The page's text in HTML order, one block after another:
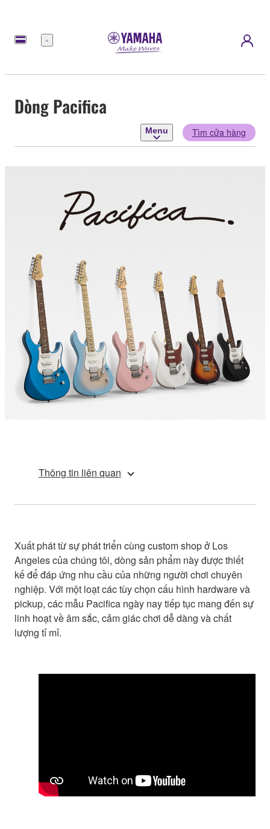
Menu
Dòng Pacifica
Menu Tìm cửa hàng
Thông tin liên quan
Xuất phát từ sự phát triển cùng custom shop ở Los
Angeles của chúng tôi, dòng sản phẩm này được thiết
kế để đáp ứng nhu cầu của những người chơi chuyên
nghiệp. Với một loạt các tùy chọn cấu hình hardware và
pickup, các mẫu Pacifica ngày nay tiếp tục mang đến sự
linh hoạt về âm sắc, cảm giác chơi dễ dàng và chất
lượng tỉ mỉ.